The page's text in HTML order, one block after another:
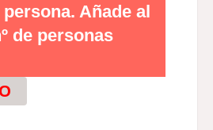
Añade al
de personas